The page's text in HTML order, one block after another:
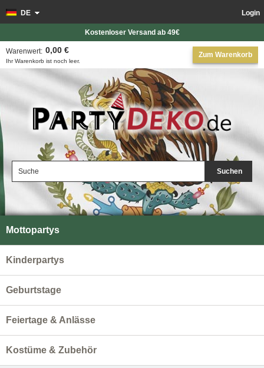
Suchen
Login
DE
Zum Warenkorb
Ihr Warenkorb ist noch leer.
Warenwert: 0,00 €
Kostenloser Versand ab 49€
Mottopartys
Kinderpartys
Geburtstage
Feiertage & Anlässe
Kostüme & Zubehör